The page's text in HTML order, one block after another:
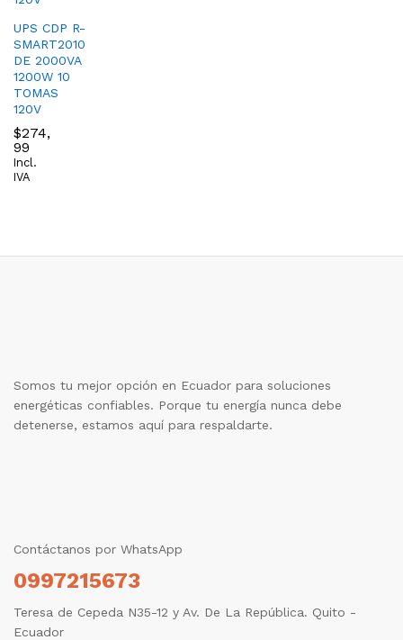
UPS CDP R-
SMART2010
DE 2000VA
1200W 10
TOMAS
120V
$274,
99
Incl.
IVA
Somos tu mejor opción en Ecuador para soluciones
energéticas confiables. Porque tu energía nunca debe
detenerse, estamos aquí para respaldarte.
Contáctanos por WhatsApp
0997215673
Teresa de Cepeda N35-12 y Av. De La República. Quito -
Ecuador